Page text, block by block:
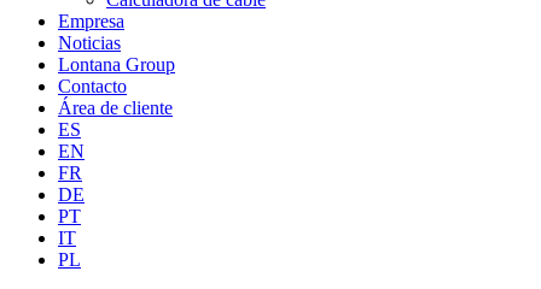
Empresa
Noticias
Lontana Group
Contacto
Área de cliente
ES
EN
FR
DE
PT
IT
PL